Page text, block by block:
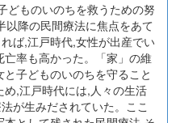
どものいのちを救うための努
以降の民間療法に焦点をあて
ば,江戸時代,女性が出産でい
率も高かった。「家」の維
子どものいのちを守ること
,江戸時代には,人々の生活
が生みだされていた。ここ